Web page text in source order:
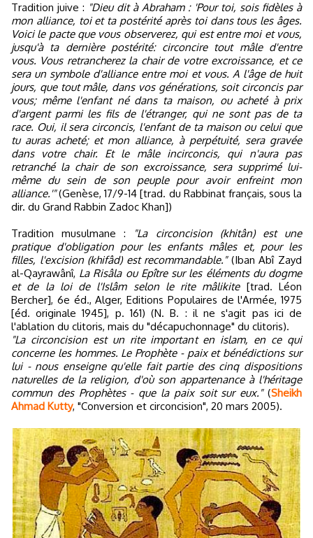
Tradition juive : "Dieu dit à Abraham : 'Pour toi, sois fidèles à
mon alliance, toi et ta postérité après toi dans tous les âges.
Voici le pacte que vous observerez, qui est entre moi et vous,
jusqu'à ta dernière postérité: circoncire tout mâle d'entre
vous. Vous retrancherez la chair de votre excroissance, et ce
sera un symbole d'alliance entre moi et vous. A l'âge de huit
jours, que tout mâle, dans vos générations, soit circoncis par
vous; même l'enfant né dans ta maison, ou acheté à prix
d'argent parmi les fils de l'étranger, qui ne sont pas de ta
race. Oui, il sera circoncis, l'enfant de ta maison ou celui que
tu auras acheté; et mon alliance, à perpétuité, sera gravée
dans votre chair. Et le mâle incirconcis, qui n'aura pas
retranché la chair de son excroissance, sera supprimé lui-
même du sein de son peuple pour avoir enfreint mon
alliance.'"(Genèse, 17/9-14 [trad. du Rabbinat français, sous la
dir. du Grand Rabbin Zadoc Khan])
Tradition musulmane : "La circoncision (khitân) est une
pratique d'obligation pour les enfants mâles et, pour les
filles, l'excision (khifâd) est recommandable." (Iban Abî Zayd
al-Qayrawânî, La Risâla ou Epître sur les éléments du dogme
et de la loi de l'Islâm selon le rite mâlikite[trad. Léon
Bercher], 6e éd., Alger, Editions Populaires de l'Armée, 1975
[éd. originale 1945], p. 161) (N. B. : il ne s'agit pas ici de
l'ablation du clitoris, mais du "décapuchonnage" du clitoris).
"La circoncision est un rite important en islam, en ce qui
concerne les hommes. Le Prophète - paix et bénédictions sur
lui - nous enseigne qu'elle fait partie des cinq dispositions
naturelles de la religion, d'où son appartenance à l'héritage
commun des Prophètes - que la paix soit sur eux."(Sheikh
Ahmad Kutty, "Conversion et circoncision", 20 mars 2005).